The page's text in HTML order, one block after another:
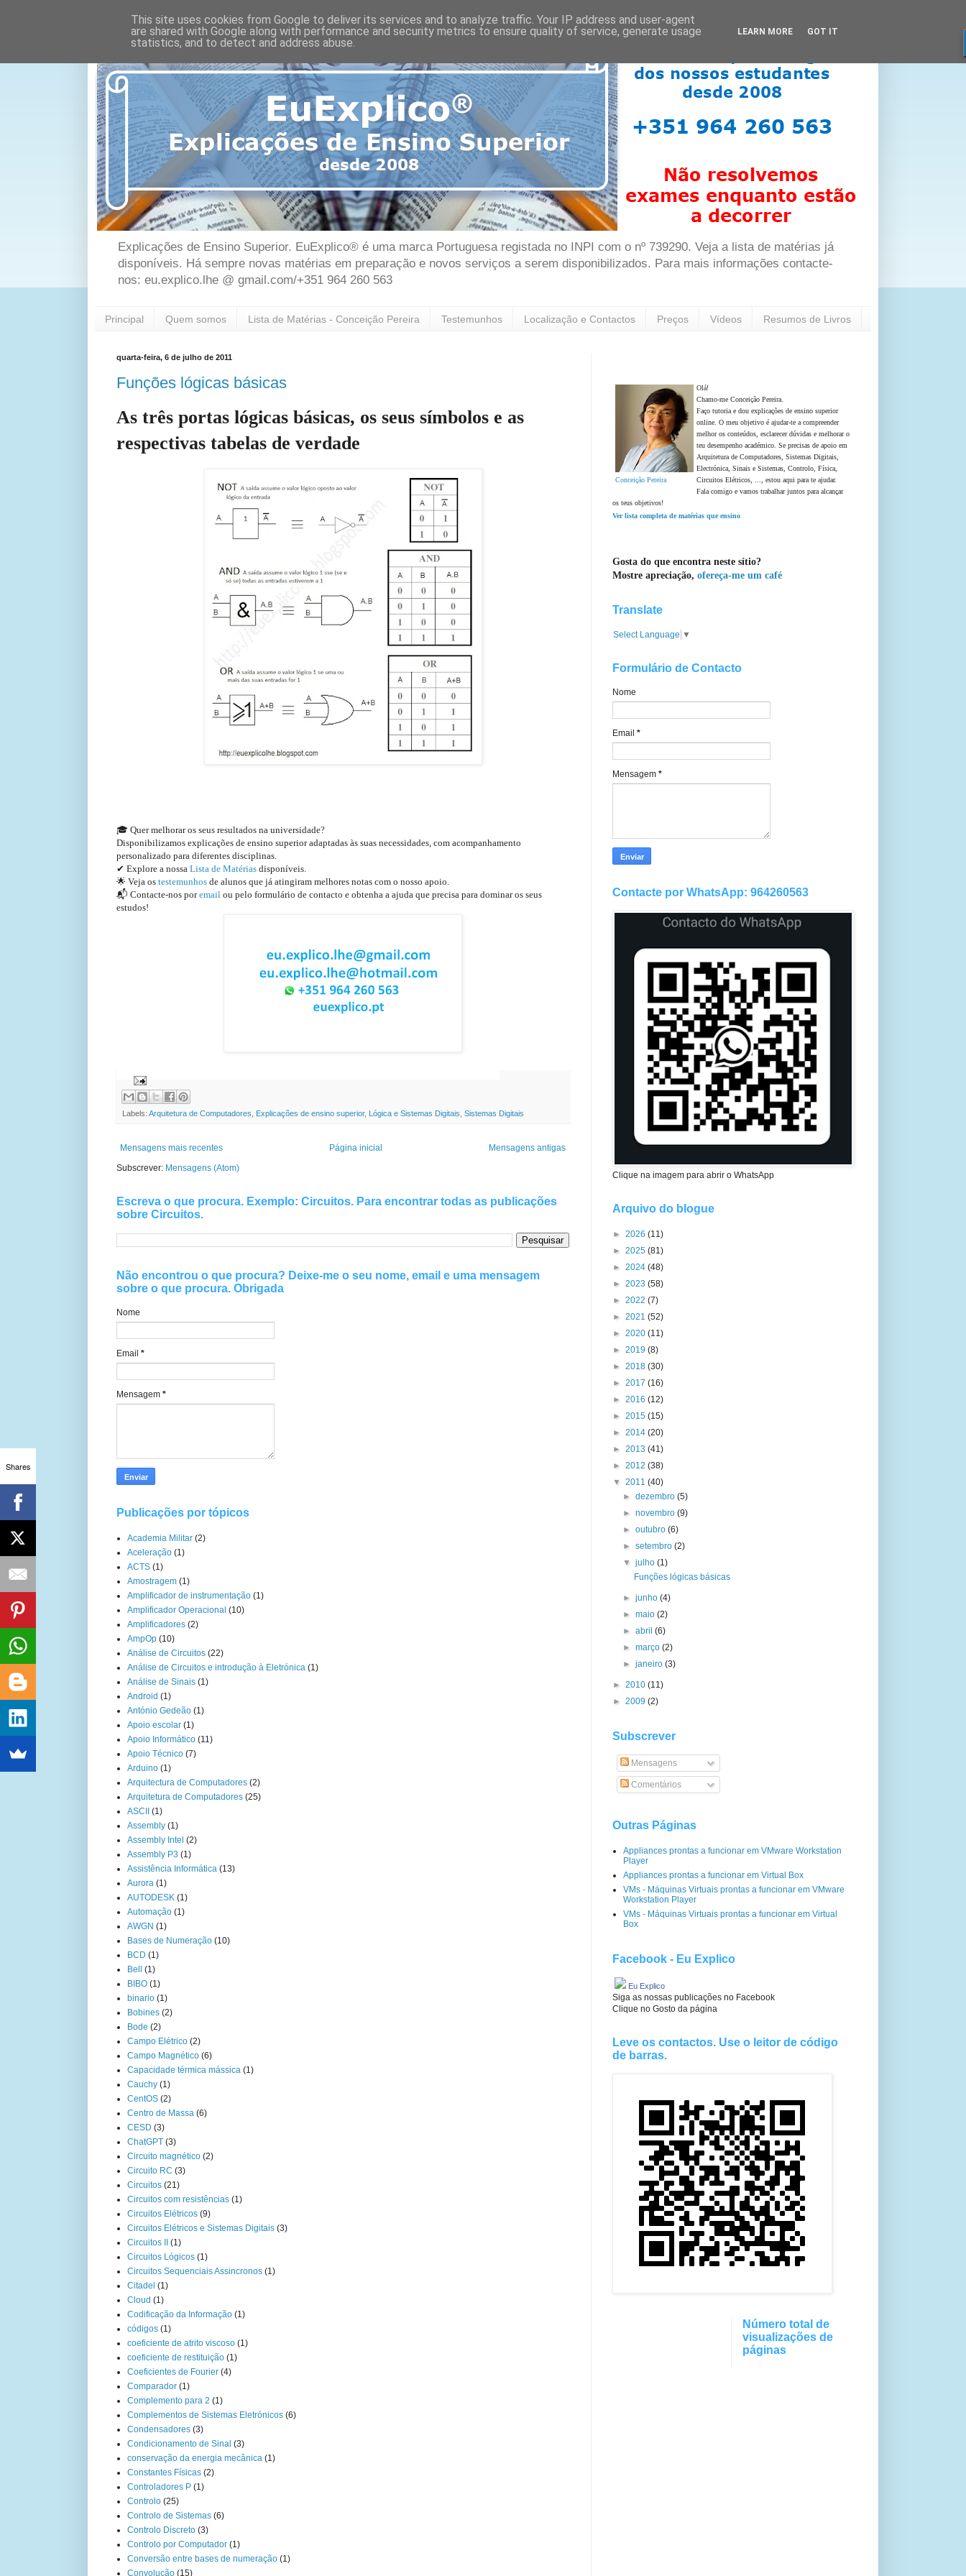
Explicações de Ensino Superior. EuExplico® é uma marca Portuguesa registada no INPI com o nº 739290. Veja a lista de matérias já
disponíveis. Há sempre novas matérias em preparação e novos serviços a serem disponibilizados. Para mais informações contacte-
nos: eu.explico.lhe @ gmail.com/+351 964 260 563
Principal Quem somos Lista de Matérias - Conceição Pereira Testemunhos Localização e Contactos Preços Vídeos Resumos de Livros
quarta-feira, 6 de julho de 2011
Funções lógicas básicas
As três portas lógicas básicas, os seus símbolos e as
respectivas tabelas de verdade
🎓 Quer melhorar os seus resultados na universidade?
Disponibilizamos explicações de ensino superior adaptadas às suas necessidades, com acompanhamento
personalizado para diferentes disciplinas.
✔ Explore a nossa Lista de Matérias disponíveis.
🌟 Veja os testemunhos de alunos que já atingiram melhores notas com o nosso apoio.
📬 Contacte-nos poremail ou pelo formulário de contacto e obtenha a ajuda que precisa para dominar os seus
estudos!
Labels: Arquitetura de Computadores Explicações de ensino superior, Lógica e Sistemas Digitais Sistemas Digitais
Mensagens mais recentes Mensagens antigas
Página inicial
Subscrever: Mensagens (Atom)
Escreva o que procura. Exemplo: Circuitos. Para encontrar todas as publicações
sobre Circuitos.
Não encontrou o que procura? Deixe-me o seu nome, email e uma mensagem
sobre o que procura. Obrigada
Nome
Email *
Mensagem *
Publicações por tópicos
Academia Militar (2)
Aceleração (1)
ACTS (1)
Amostragem (1)
Amplificador de instrumentação (1)
Amplificador Operacional (10)
Amplificadores (2)
AmpOp (10)
Análise de Circuitos (22)
Análise de Circuitos e introdução à Eletrónica (1)
Análise de Sinais (1)
Android (1)
António Gedeão (1)
Apoio escolar (1)
Apoio Informático (11)
Apoio Técnico (7)
Arduino (1)
Arquitectura de Computadores (2)
Arquitetura de Computadores (25)
ASCII
(1)
Assembly (1)
Assembly Intel (2)
Assembly P3 (1)
Assistência Informática (13)
Aurora (1)
AUTODESK (1)
Automação (1)
AWGN (1)
Bases de Numeração (10)
BCD (1)
Bell
(1)
BIBO (1)
binario (1)
Bobines (2)
Bode (2)
Campo Elétrico (2)
Campo Magnético (6)
Capacidade térmica mássica (1)
Cauchy (1)
CentOS (2)
Centro de Massa (6)
CESD (3)
ChatGPT (3)
Circuito magnético (2)
Circuito RC (3)
Circuitos (21)
Circuitos com resistências (1)
Circuitos Elétricos (9)
Circuitos Elétricos e Sistemas Digitais (3)
Circuitos II
(1)
Circuitos Lógicos (1)
Circuitos Sequenciais Assincronos (1)
Citadel (1)
Cloud (1)
Codificação da Informação (1)
códigos (1)
coeficiente de atrito viscoso (1)
coeficiente de restituição (1)
Coeficientes de Fourier (4)
Comparador (1)
Complemento para 2 (1)
Complementos de Sistemas Eletrónicos (6)
Condensadores (3)
Condicionamento de Sinal (3)
conservação da energia mecânica (1)
Constantes Físicas (2)
Controladores P (1)
Controlo (25)
Controlo de Sistemas (6)
Controlo Discreto (3)
Controlo por Computador (1)
Conversão entre bases de numeração (1)
Convolução (15)
Conceição Pereira
Olá!
Chamo-me Conceição Pereira.
Faço tutoria e dou explicações de ensino superior
online. O meu objetivo é ajudar-te a compreender
melhor os conteúdos, esclarecer dúvidas e melhorar o
teu desempenho académico. Se precisas de apoio em
Arquitetura de Computadores, Sistemas Digitais,
Electrónica, Sinais e Sistemas, Controlo, Física,
Circuitos Elétricos, ..., estou aqui para te ajudar.
Fala comigo e vamos trabalhar juntos para alcançar
os teus objetivos!
Ver lista completa de matérias que ensino
Gosta do que encontra neste sítio?
Mostre apreciação, ofereça-me um café
Translate
Select Language ▼
Formulário de Contacto
Nome
Email *
Mensagem *
Contacte por WhatsApp: 964260563
Clique na imagem para abrir o WhatsApp
Arquivo do blogue
► 2026 (11)
► 2025 (81)
► 2024 (48)
► 2023 (58)
► 2022 (7)
► 2021 (52)
► 2020 (11)
► 2019 (8)
► 2018 (30)
► 2017 (16)
► 2016 (12)
► 2015 (15)
► 2014 (20)
► 2013 (41)
► 2012 (38)
▼ 2011 (40)
►dezembro(5)
►novembro(9)
►outubro(6)
►setembro(2)
▼julho(1)
Funções lógicas básicas
►junho(4)
►maio(2)
►abril(6)
►março(2)
►janeiro(3)
► 2010 (11)
► 2009 (2)
Subscrever
Mensagens
Comentários
Outras Páginas
Appliances prontas a funcionar em VMware Workstation
Player
Appliances prontas a funcionar em Virtual Box
VMs - Máquinas Virtuais prontas a funcionar em VMware
Workstation Player
VMs - Máquinas Virtuais prontas a funcionar em Virtual
Box
Facebook - Eu Explico
Eu Explico
Siga as nossas publicações no Facebook
Clique no Gosto da página
Leve os contactos. Use o leitor de código
de barras.
Número total de
visualizações de
páginas
This site uses cookies from Google to deliver its services and to analyze traffic. Your IP address and user-agent
are shared with Google along with performance and security metrics to ensure quality of service, generate usage
statistics, and to detect and address abuse.
LEARN MORE GOT IT
Shares